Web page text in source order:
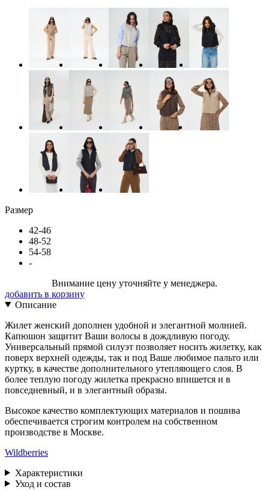
Размер
42-46
48-52
54-58
-
Внимание цену уточняйте у менеджера.
добавить в корзину
Описание
Жилет женский дополнен удобной и элегантной молнией.
Капюшон защитит Ваши волосы в дождливую погоду.
Универсальный прямой силуэт позволяет носить жилетку, как
поверх верхней одежды, так и под Ваше любимое пальто или
куртку, в качестве дополнительного утепляющего слоя. В
более теплую погоду жилетка прекрасно впишется и в
повседневный, и в элегантный образы.
Высокое качество комплектующих материалов и пошива
обеспечивается строгим контролем на собственном
производстве в Москве.
Wildberries
Характеристики
Уход и состав